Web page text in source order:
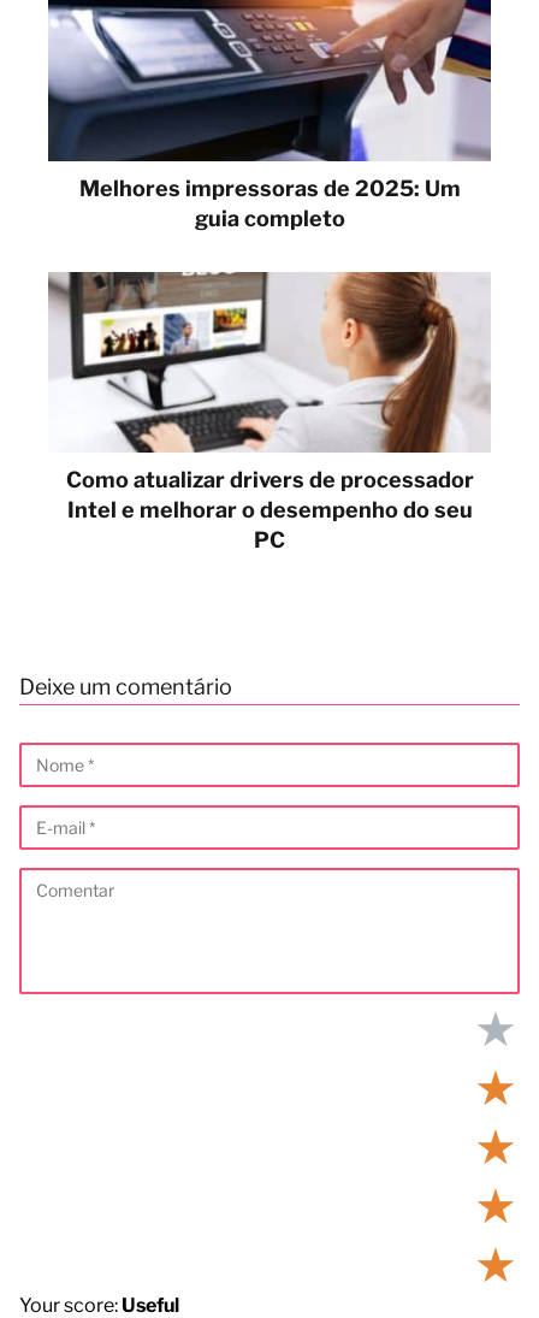
Melhores impressoras de 2025: Um
guia completo
Como atualizar drivers de processador
Intel e melhorar o desempenho do seu
PC
Deixe um comentário
★
★
★
★
★
Your score: Useful